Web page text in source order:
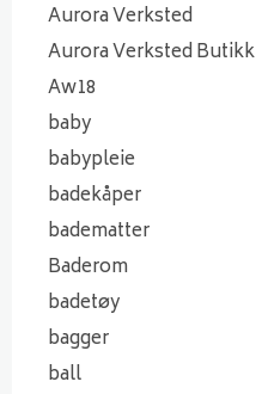
Aurora Verksted
Aurora Verksted Butikk
Aw18
baby
babypleie
badekåper
badematter
Baderom
badetøy
bagger
ball